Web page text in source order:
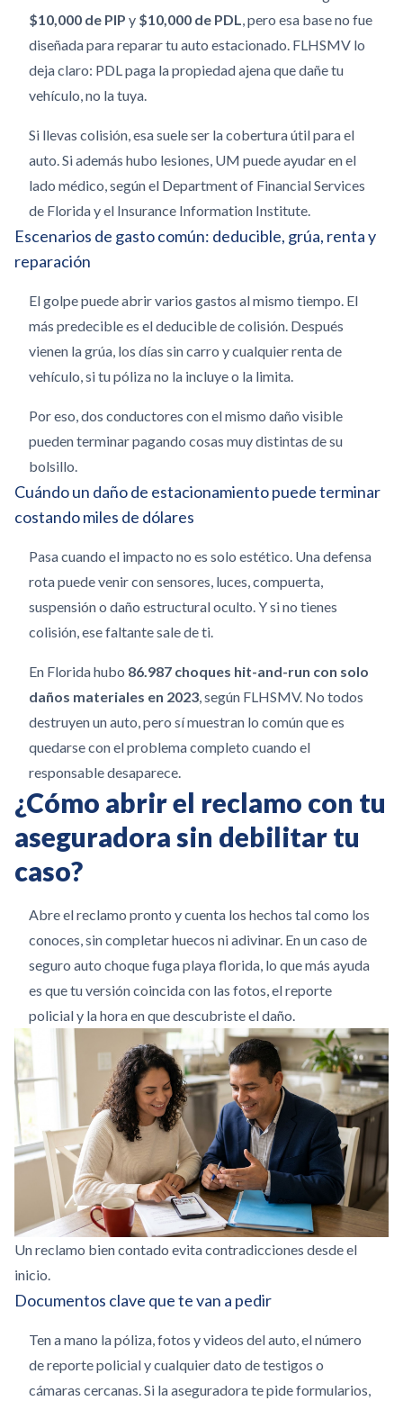
$10,000 de PIP y $10,000 de PDL
, pero esa base no fue
diseñada para reparar tu auto estacionado. FLHSMV lo
deja claro: PDL paga la propiedad ajena que dañe tu
vehículo, no la tuya.
Si llevas colisión, esa suele ser la cobertura útil para el
auto. Si además hubo lesiones, UM puede ayudar en el
lado médico, según el Department of Financial Services
de Florida y el Insurance Information Institute.
Escenarios de gasto común: deducible, grúa, renta y
reparación
El golpe puede abrir varios gastos al mismo tiempo. El
más predecible es el deducible de colisión. Después
vienen la grúa, los días sin carro y cualquier renta de
vehículo, si tu póliza no la incluye o la limita.
Por eso, dos conductores con el mismo daño visible
pueden terminar pagando cosas muy distintas de su
bolsillo.
Cuándo un daño de estacionamiento puede terminar
costando miles de dólares
Pasa cuando el impacto no es solo estético. Una defensa
rota puede venir con sensores, luces, compuerta,
suspensión o daño estructural oculto. Y si no tienes
colisión, ese faltante sale de ti.
En Florida hubo 86.987 choques hit-and-run con solo
daños materiales en 2023 , según FLHSMV. No todos
destruyen un auto, pero sí muestran lo común que es
quedarse con el problema completo cuando el
responsable desaparece.
¿Cómo abrir el reclamo con tu
aseguradora sin debilitar tu
caso?
Abre el reclamo pronto y cuenta los hechos tal como los
conoces, sin completar huecos ni adivinar. En un caso de
seguro auto choque fuga playa florida, lo que más ayuda
es que tu versión coincida con las fotos, el reporte
policial y la hora en que descubriste el daño.
Un reclamo bien contado evita contradicciones desde el
inicio.
Documentos clave que te van a pedir
Ten a mano la póliza, fotos y videos del auto, el número
de reporte policial y cualquier dato de testigos o
cámaras cercanas. Si la aseguradora te pide formularios,